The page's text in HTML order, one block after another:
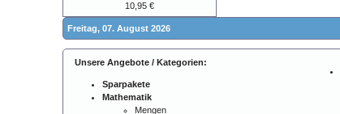
10,95 €
Freitag, 07. August 2026
Unsere Angebote / Kategorien:
Sparpakete
Mathematik
Mengen